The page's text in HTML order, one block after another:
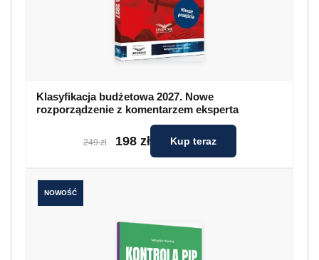
Klasyfikacja budżetowa 2027. Nowe
rozporządzenie z komentarzem eksperta
249 zł 198 zł Kup teraz
NOWOŚĆ